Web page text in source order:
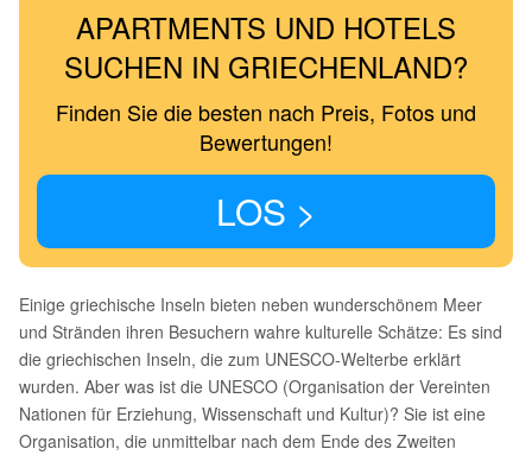
APARTMENTS UND HOTELS
SUCHEN IN GRIECHENLAND?
Finden Sie die besten nach Preis, Fotos und
Bewertungen!
LOS >
Einige griechische Inseln bieten neben wunderschönem Meer
und Stränden ihren Besuchern wahre kulturelle Schätze: Es sind
die griechischen Inseln, die zum UNESCO-Welterbe erklärt
wurden. Aber was ist die UNESCO (Organisation der Vereinten
Nationen für Erziehung, Wissenschaft und Kultur)? Sie ist eine
Organisation, die unmittelbar nach dem Ende des Zweiten